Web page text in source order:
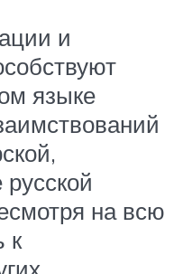
и
языке
на всю
к